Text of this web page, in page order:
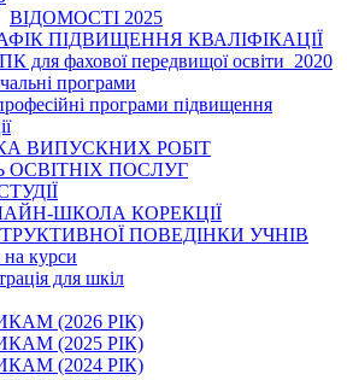
ВІДОМОСТІ 2025
ПІДВИЩЕННЯ КВАЛІФІКАЦІЇ
для фахової передвищої освіти_2020
програми
програми підвищення
ВИПУСКНИХ РОБІТ
ОСВІТНІХ ПОСЛУГ
ШКОЛА КОРЕКЦІЇ
ПОВЕДІНКИ УЧНІВ
на курси
для шкіл
(2026 РІК)
(2025 РІК)
(2024 РІК)